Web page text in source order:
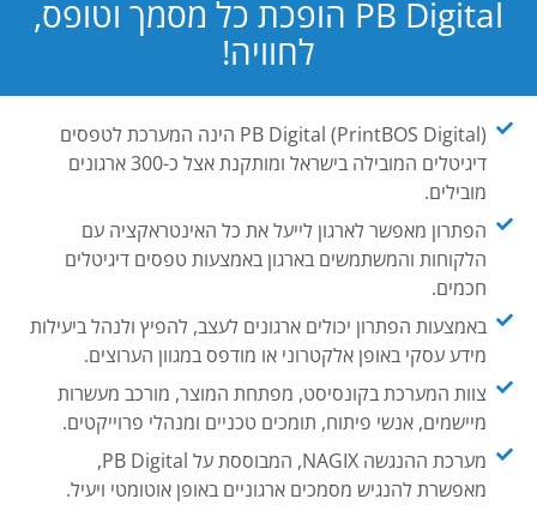
PB Digital הופכת כל מסמך וטופס,
לחוויה!
PB Digital (PrintBOS Digital) הינה המערכת לטפסים
דיגיטלים המובילה בישראל ומותקנת אצל כ-300 ארגונים
מובילים.
הפתרון מאפשר לארגון לייעל את כל האינטראקציה עם
הלקוחות והמשתמשים בארגון באמצעות טפסים דיגיטלים
חכמים.
באמצעות הפתרון יכולים ארגונים לעצב, להפיץ ולנהל ביעילות
מידע עסקי באופן אלקטרוני או מודפס במגוון הערוצים.
צוות המערכת בקונסיסט, מפתחת המוצר, מורכב מעשרות
מיישמים, אנשי פיתוח, תומכים טכניים ומנהלי פרוייקטים.
מערכת ההנגשה NAGIX, המבוססת על PB Digital,
מאפשרת להנגיש מסמכים ארגוניים באופן אוטומטי ויעיל.